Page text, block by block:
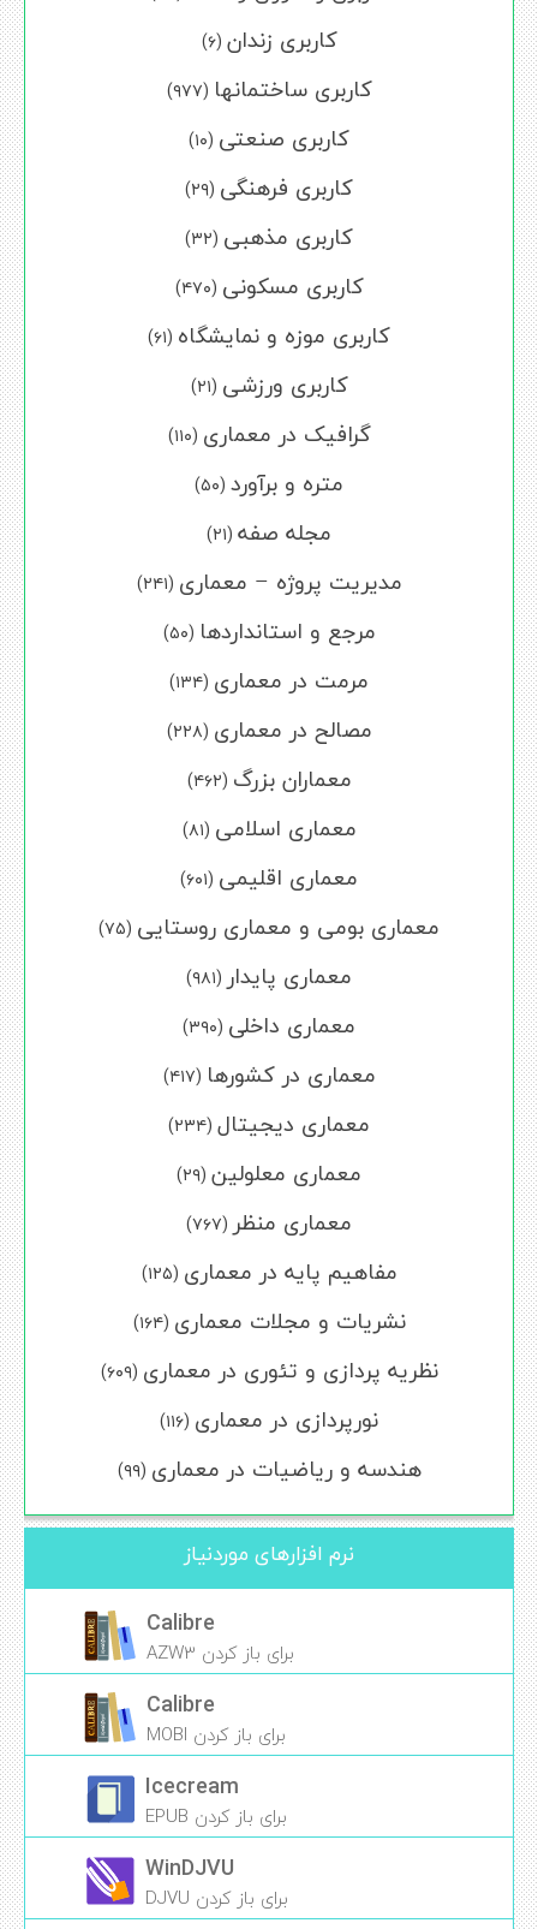
کاربری زندان (۶)
کاربری ساختمانها (۹۷۷)
کاربری صنعتی (۱۰)
کاربری فرهنگی (۲۹)
کاربری مذهبی (۳۲)
کاربری مسکونی (۴۷۰)
کاربری موزه و نمایشگاه (۶۱)
کاربری ورزشی (۲۱)
گرافیک در معماری (۱۱۰)
متره و برآورد (۵۰)
مجله صفه (۲۱)
مدیریت پروژه – معماری (۲۴۱)
مرجع و استانداردها (۵۰)
مرمت در معماری (۱۳۴)
مصالح در معماری (۲۲۸)
معماران بزرگ (۴۶۲)
معماری اسلامی (۸۱)
معماری اقلیمی (۶۰۱)
معماری بومی و معماری روستایی (۷۵)
معماری پایدار (۹۸۱)
معماری داخلی (۳۹۰)
معماری در کشورها (۴۱۷)
معماری دیجیتال (۲۳۴)
معماری معلولین (۲۹)
معماری منظر (۷۶۷)
مفاهیم پایه در معماری (۱۲۵)
نشریات و مجلات معماری (۱۶۴)
نظریه پردازی و تئوری در معماری (۶۰۹)
نورپردازی در معماری (۱۱۶)
هندسه و ریاضیات در معماری (۹۹)
نرم افزارهای موردنیاز
Calibre
برای باز کردن AZW3
Calibre
برای باز کردن MOBI
Icecream
برای باز کردن EPUB
WinDJVU
برای باز کردن DJVU